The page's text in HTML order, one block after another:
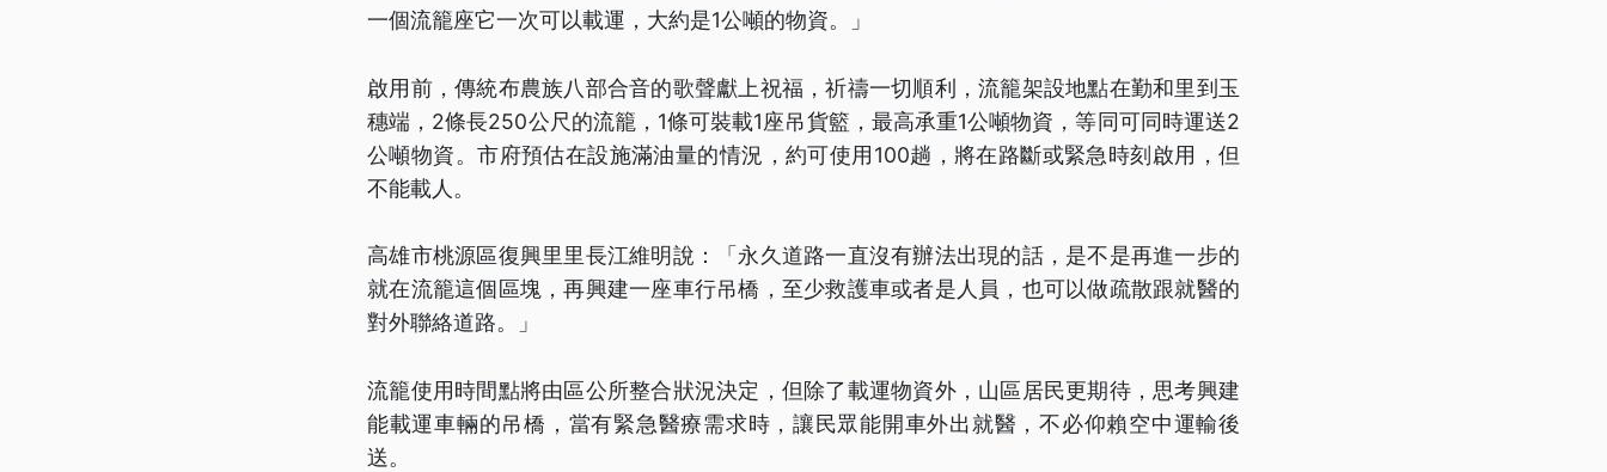
一個流籠座它一次可以載運，大約是1公噸的物資。」
啟用前，傳統布農族八部合音的歌聲獻上祝福，祈禱一切順利，流籠架設地點在勤和里到玉
穗端，2條長250公尺的流籠，1條可裝載1座吊貨籃，最高承重1公噸物資，等同可同時運送2
公噸物資。市府預估在設施滿油量的情況，約可使用100趟，將在路斷或緊急時刻啟用，但
不能載人。
高雄市桃源區復興里里長江維明說：「永久道路一直沒有辦法出現的話，是不是再進一步的
就在流籠這個區塊，再興建一座車行吊橋，至少救護車或者是人員，也可以做疏散跟就醫的
對外聯絡道路。」
流籠使用時間點將由區公所整合狀況決定，但除了載運物資外，山區居民更期待，思考興建
能載運車輛的吊橋，當有緊急醫療需求時，讓民眾能開車外出就醫，不必仰賴空中運輸後
送。